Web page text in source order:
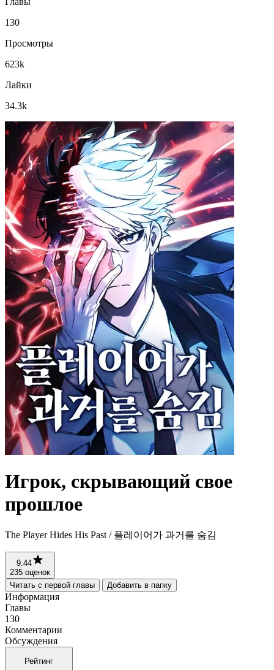
130
Просмотры
623k
Лайки
34.3k
Игрок, скрывающий свое
прошлое
The Player Hides His Past / 플레이어가 과거를 숨김
9.44
235 оценок
Читать с первой главы
Добавить в папку
Информация
Главы
130
Комментарии
Обсуждения
Рейтинг